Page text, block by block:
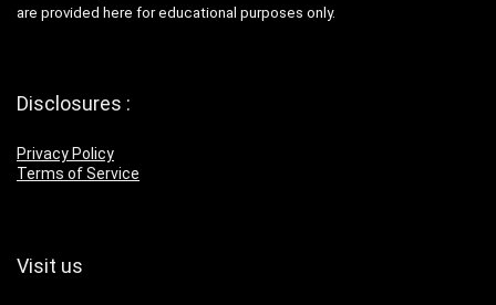
are provided here for educational purposes only.
Disclosures :
Privacy Policy
Terms of Service
Visit us